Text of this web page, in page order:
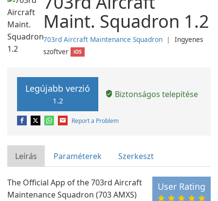
Maint. Squadron 1.2
703rd Aircraft Maintenance Squadron ❘ Ingyenes
szoftver
iOS
Legújabb verzió
1.2
Biztonságos telepítése
Report a Problem
Leírás Paraméterek Szerkeszt
User Rating
The Official App of the 703rd Aircraft
Maintenance Squadron (703 AMXS)